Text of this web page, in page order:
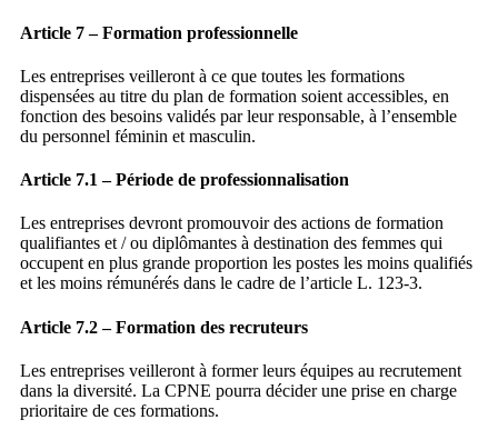
Article 7 – Formation professionnelle
Les entreprises veilleront à ce que toutes les formations
dispensées au titre du plan de formation soient accessibles, en
fonction des besoins validés par leur responsable, à l’ensemble
du personnel féminin et masculin.
Article 7.1 – Période de professionnalisation
Les entreprises devront promouvoir des actions de formation
qualifiantes et / ou diplômantes à destination des femmes qui
occupent en plus grande proportion les postes les moins qualifiés
et les moins rémunérés dans le cadre de l’article L. 123-3.
Article 7.2 – Formation des recruteurs
Les entreprises veilleront à former leurs équipes au recrutement
dans la diversité. La CPNE pourra décider une prise en charge
prioritaire de ces formations.